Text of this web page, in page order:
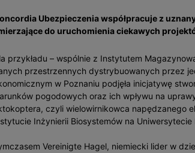
Ubezpieczenia współpracuje z
do uruchomienia ciekawych
przykładu – wspólnie z Instytutem
przestrzennych dystrybuowanych przez
w Poznaniu podjęła inicjatywę
pogodowych oraz ich wpływu na
czyli wielowirnikowca napędzanego
Inżynierii Biosystemów na
Vereinigte Hagel, niemiecki lider w